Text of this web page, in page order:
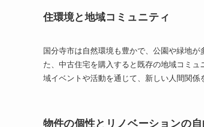
住環境と地域コミュニティ
国分寺市は自然環境も豊かで、公園や緑地
た、中古住宅を購入すると既存の地域コミ
域イベントや活動を通じて、新しい人間関係
物件の個性とリノベーションの自